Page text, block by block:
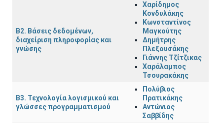
Β2. Βάσεις δεδομένων,
διαχείριση πληροφορίας και
γνώσης
Χαρίδημος
Κονδυλάκης
Κωνσταντίνος
Μαγκούτης
Δημήτρης
Πλεξουσάκης
Γιάννης Τζίτζικας
Χαράλαμπος
Τσουρακάκης
Β3. Τεχνολογία λογισμικού και
γλώσσες προγραμματισμού
Πολύβιος
Πρατικάκης
Αντώνιος
Σαββίδης